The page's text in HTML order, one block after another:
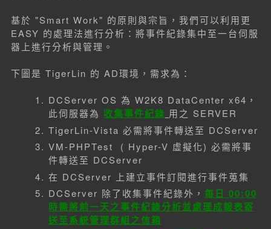
基於 "Smart Work" 的原則與宗旨，我們可以利用更
EASY 的處理法進行分析：將事件紀錄集中至一台伺服
器上進行分析與管理。
下圖是 TigerLin 的 AD環境，需求為：
DCServer OS 為 W2K8 DataCenter x64，
此伺服器為 收集事件紀錄 用之 SERVER
TigerLin-Vista 必需將事件轉送至 DCServer
VM-PHPTest ( Hyper-V 虛擬化) 必需將事
件轉送至 DCServer
在 DCServer 上建立事件訂閱進行事件蒐集
DCServer 除了收集事件紀錄外， 每日 00:00
時需將前一天之事件紀錄分析並處理成報表寄
送至系統管理群組之信箱